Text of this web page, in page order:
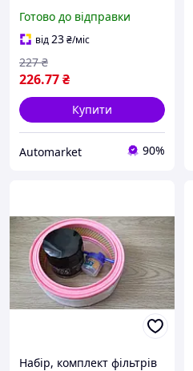
OEM M110007
(DENCKERMANN) ВС4 О VE
Готово до відправки
від23₴/міс
226.77₴
227 ₴
Купити
Аutomarket 90%
Набір, комплект фільтрів